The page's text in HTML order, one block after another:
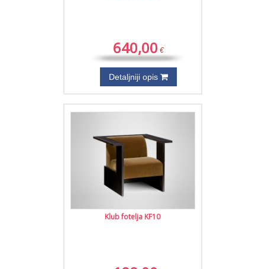
640,00 €
Detaljniji opis
Klub fotelja KF10